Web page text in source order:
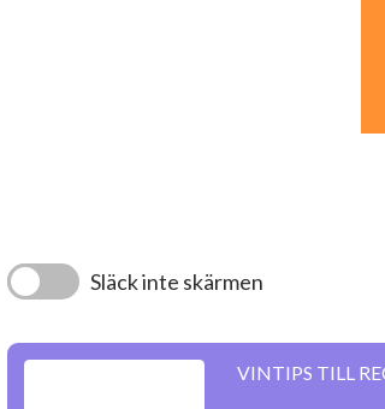
Släck inte skärmen
VINTIPS TILL